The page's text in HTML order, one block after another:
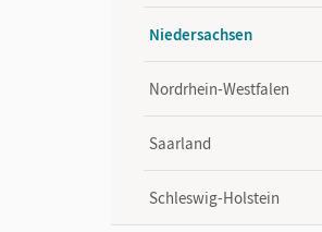
Niedersachsen
Nordrhein-Westfalen
Saarland
Schleswig-Holstein